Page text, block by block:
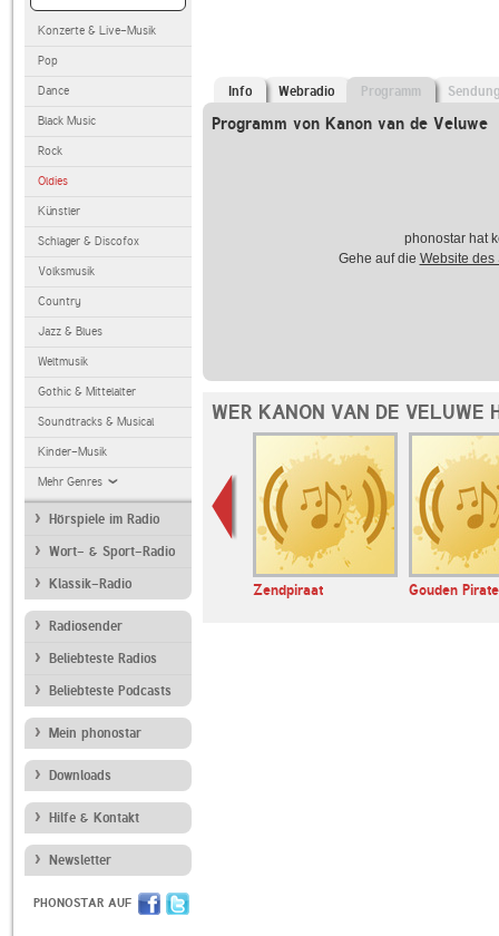
Konzerte & Live-Musik
Pop
Dance
Black Music
Rock
Oldies
Künstler
Schlager & Discofox
Volksmusik
Country
Jazz & Blues
Weltmusik
Gothic & Mittelalter
Soundtracks & Musical
Kinder-Musik
Mehr Genres
Hörspiele im Radio
Wort- & Sport-Radio
Klassik-Radio
Radiosender
Beliebteste Radios
Beliebteste Podcasts
Mein phonostar
Downloads
Hilfe & Kontakt
Newsletter
PHONOSTAR AUF
Info Webradio Programm
Programm von Kanon van de Veluwe
phonostar hat
Gehe auf die Website des
WER KANON VAN DE VELUWE
Radio
Kleine Piraat
Zendpiraat Gouden